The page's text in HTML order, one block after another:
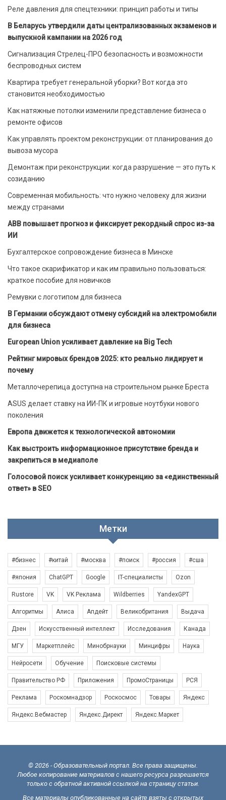
Реле давления для спецтехники: принцип работы и типы
В Беларусь утвердили даты централизованных экзаменов и
выпускной кампании на 2026 год
Сигнализация Стрелец-ПРО безопасность и возможности
беспроводных систем
Квартира требует генеральной уборки? Вот когда это
становится необходимостью
Как натяжные потолки изменили представление бизнеса о
ремонте офисов
Как управлять проектом реконструкции: от планирования до
вывоза мусора
Демонтаж при реконструкции: когда разрушение — это путь к
созиданию
Современная мобильность: что нужно человеку для жизни
между странами
ABB повышает прогноз и фиксирует рекордный спрос из-за
ИИ
Бухгалтерское сопровождение бизнеса в Минске
Что такое скарификатор и как им правильно пользоваться:
краткое пособие для новичков
Ремувки с логотипом для бизнеса
В Германии обсуждают отмену субсидий на электромобили
для бизнеса
European Union усиливает давление на Big Tech
Рейтинг мировых брендов 2025: кто реально лидирует и
почему
Металлочерепица доступна на строительном рынке Бреста
ASUS делает ставку на ИИ-ПК и игровые ноутбуки нового
поколения
Европа движется к технологической автономии
Как выстроить информационное присутствие бренда и
закрепиться в медиаполе
Голосовой поиск усиливает конкуренцию за «единственный
ответ» в SEO
Метки
#бизнес #китай #москва #поиск #россия #сша
#япония ChatGPT Google IT-специалисты Ozon
Rustore VK VK Реклама Wildberries YandexGPT
Алгоритмы Алиса Апдейт Великобритания Выдача
Дзен Искусственный интеллект Исследования Канада
МГУ Маркетплейс Минобрнауки Минцифры Наука
Нейросети Обучение Поисковые системы
Правительство РФ Приложения ПромоСтраницы РСЯ
Реклама Роскомнадзор Роскосмос Товары Яндекс
Яндекс.Вебмастер Яндекс.Директ Яндекс.Маркет
© 2026 - Образовательный портал. Все права защищены.
Любое копирование материалов с нашего ресурса разрешается
только с обратной активной ссылкой на страницу статьи.
Все материалы опубликованные на сайте взяты с открытых